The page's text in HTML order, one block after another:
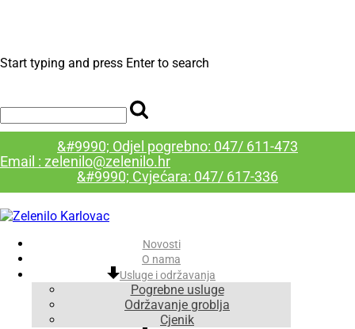
Start typing and press Enter to search
&#9990; Odjel pogrebno: 047/ 611-473
Email : zelenilo@zelenilo.hr
&#9990; Cvjećara: 047/ 617-336
Novosti
O nama
Usluge i održavanja
Pogrebne usluge
Održavanje groblja
Cjenik